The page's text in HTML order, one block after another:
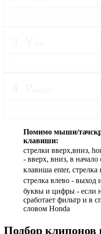
Помимо мыши/
клавиши:
стрелки вверх,вниз,
- вверх, вниз, в
клавиша enter,
cтрелка влево - выход
буквы и цифры - если
сработает фильтр и в
словом Honda
Подбор клипонов